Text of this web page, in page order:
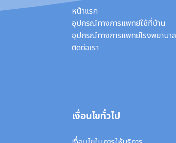
หน้าแรก
อุปกรณ์ทางการแพทย์ใช้ที่บ้าน
อุปกรณ์ทางการแพทย์โรงพยาบาล
ติดต่อเรา
เงื่อนไขทั่วไป